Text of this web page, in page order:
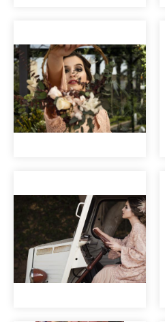
"Clara".